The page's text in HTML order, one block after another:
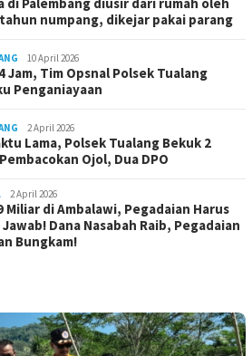
numpang, dikejar pakai parang
10 April 2026
Jam, Tim Opsnal Polsek Tualang
Penganiayaan
2 April 2026
Lama, Polsek Tualang Bekuk 2
Ojol, Dua DPO
2 April 2026
Miliar di Ambalawi, Pegadaian Harus
Dana Nasabah Raib, Pegadaian
Bungkam!